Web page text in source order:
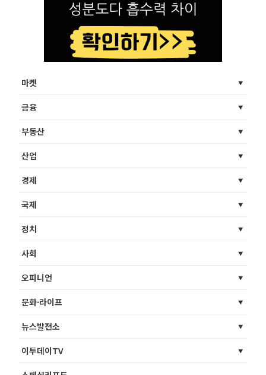
마켓
금융
부동산
산업
경제
국제
정치
사회
오피니언
문화·라이프
뉴스발전소
이투데이TV